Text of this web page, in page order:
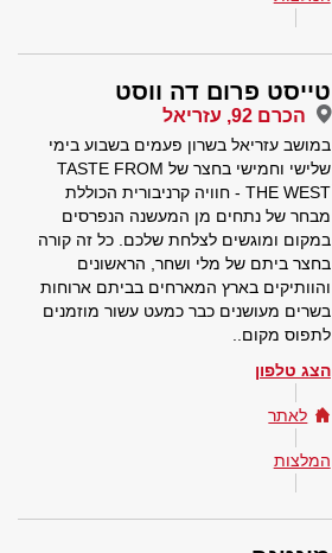
טייסט פרום דה ווסט
הכרם 92, עזריאל
במושב עזריאל בשרון פעמים בשבוע בימי
שלישי וחמישי בחצר של TASTE FROM
THE WEST - חוויה קרניבורית הכוללת
מבחר של נתחים מן המעשנה הנפרסים
במקום ומוגשים לצלחת שלכם. כל זה קורה
בחצר ביתם של מלי ושחר, הראשונים
והוותיקים בארץ המארחים בביתם ארוחות
בשרים מעושנים כבר כמעט עשור מוזמנים
לתפוס מקום..
הצג טלפון
לאתר
המלצות